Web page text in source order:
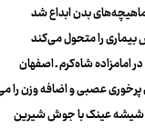
بدن ابداع شد
را متحول می‌کند
امامزاده شاه‌کرم ـ اصفهان
عینک با جوش شیرین